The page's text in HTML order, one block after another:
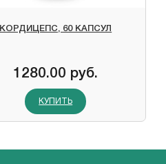
КОРДИЦЕПС, 60 КАПСУЛ
1280.00 руб.
КУПИТЬ